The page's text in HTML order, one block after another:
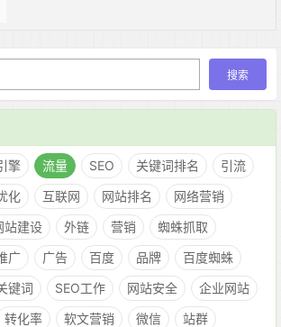
擎 流量 SEO 关键词排名
引流
化 互联网 网站排名
网络营销
站建设 外链 营销
蜘蛛抓取
广 广告 百度 品牌
百度蜘蛛
键词 SEO工作 网站安全
企业网站
转化率 软文营销 微信
站群